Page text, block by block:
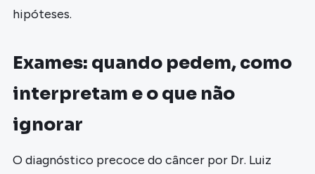
hipóteses.
Exames: quando pedem, como
interpretam e o que não
ignorar
O diagnóstico precoce do câncer por Dr. Luiz